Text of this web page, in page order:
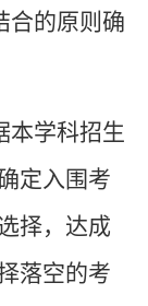
合的原则确
本学科招生
定入围考
择，达成
落空的考